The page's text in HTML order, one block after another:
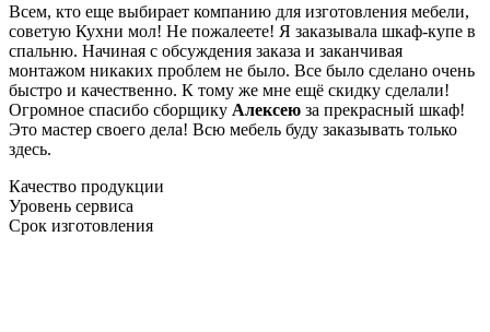
Всем, кто еще выбирает компанию для изготовления мебели,
советую Кухни мол! Не пожалеете! Я заказывала шкаф-купе в
спальню. Начиная с обсуждения заказа и заканчивая
монтажом никаких проблем не было. Все было сделано очень
быстро и качественно. К тому же мне ещё скидку сделали!
Огромное спасибо сборщику Алексею за прекрасный шкаф!
Это мастер своего дела! Всю мебель буду заказывать только
здесь.
Качество продукции
Уровень сервиса
Срок изготовления